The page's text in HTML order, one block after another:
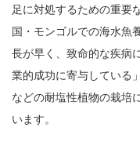
足に対処するための重要
国・モンゴルでの海水魚
長が早く、致命的な疾病
業的成功に寄与している
などの耐塩性植物の栽培
います。